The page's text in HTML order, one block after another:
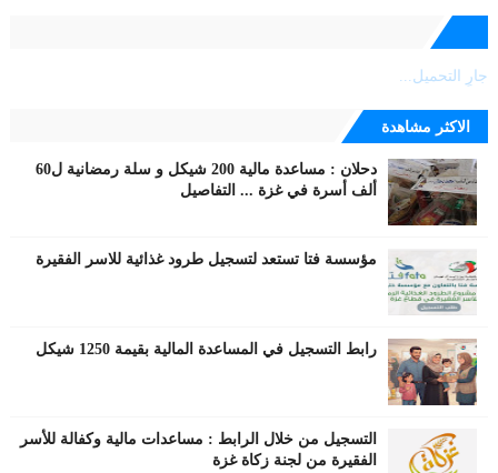
جارٍ التحميل...
الاكثر مشاهدة
دحلان : مساعدة مالية 200 شيكل و سلة رمضانية ل60
ألف أسرة في غزة ... التفاصيل
مؤسسة فتا تستعد لتسجيل طرود غذائية للاسر الفقيرة
رابط التسجيل في المساعدة المالية بقيمة 1250 شيكل
التسجيل من خلال الرابط : مساعدات مالية وكفالة للأسر
الفقيرة من لجنة زكاة غزة